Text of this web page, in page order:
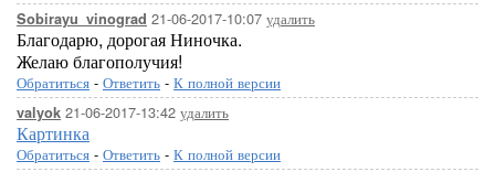
Sobirayu_vinograd 21-06-2017-10:07 удалить
Благодарю, дорогая Ниночка.
Желаю благополучия!
Обратиться - Ответить - К полной версии
valyok 21-06-2017-13:42 удалить
Картинка
Обратиться - Ответить - К полной версии